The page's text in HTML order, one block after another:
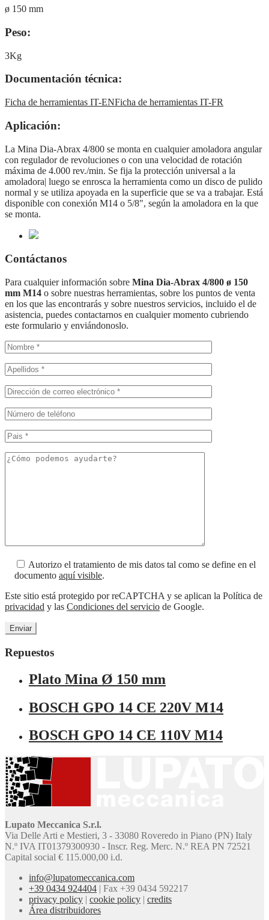
ø 150 mm
Peso:
3Kg
Documentación técnica:
Ficha de herramientas IT-ENFicha de herramientas IT-FR
Aplicación:
La Mina Dia-Abrax 4/800 se monta en cualquier amoladora angular
con regulador de revoluciones o con una velocidad de rotación
máxima de 4.000 rev./min. Se fija la protección universal a la
amoladora| luego se enrosca la herramienta como un disco de pulido
normal y se utiliza apoyada en la superficie que se va a trabajar. Está
disponible con conexión M14 o 5/8", según la amoladora en la que
se monta.
Contáctanos
Para cualquier información sobre Mina Dia-Abrax 4/800 ø 150
mm M14 o sobre nuestras herramientas, sobre los puntos de venta
en los que las encontrarás y sobre nuestros servicios, incluido el de
asistencia, puedes contactarnos en cualquier momento cubriendo
este formulario y enviándonoslo.
Autorizo el tratamiento de mis datos tal como se define en el
documento aquí visible.
Este sitio está protegido por reCAPTCHA y se aplican la Política de
privacidad y las Condiciones del servicio de Google.
Repuestos
Plato Mina Ø 150 mm
BOSCH GPO 14 CE 220V M14
BOSCH GPO 14 CE 110V M14
Lupato Meccanica S.r.l.
Via Delle Arti e Mestieri, 3 - 33080 Roveredo in Piano (PN) Italy
N.º IVA IT01379300930 - Inscr. Reg. Merc. N.º REA PN 72521
Capital social € 115.000,00 i.d.
info@lupatomeccanica.com
+39 0434 924404 | Fax +39 0434 592217
privacy policy | cookie policy | credits
Área distribuidores